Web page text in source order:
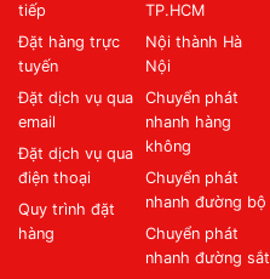
tiếp
Đặt hàng trực
tuyến
Đặt dịch vụ qua
email
Đặt dịch vụ qua
điện thoại
Quy trình đặt
hàng
TP.HCM
Nội thành Hà
Nội
Chuyển phát
nhanh hàng
không
Chuyển phát
nhanh đường bộ
Chuyển phát
nhanh đường sắt